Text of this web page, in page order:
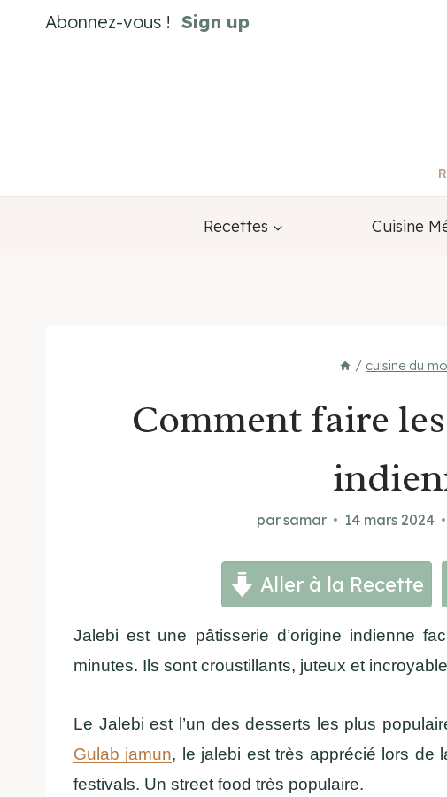
au
Abonnez-vous ! Sign up
Recettes Cuisine
/ cuisine du
Comment faire
parsamar 14 mars 2024
Aller à la Recette
Jalebi est une pâtisserie d’origine indienne
minutes. Ils sont croustillants, juteux et
Le Jalebi est l’un des desserts les plus
Gulab jamun, le jalebi est très apprécié lors de
festivals. Un street food très populaire.